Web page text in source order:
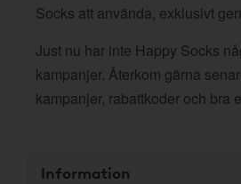
Socks att använda, exklusivt
Just nu har inte Happy Socks
kampanjer. Återkom gärna
kampanjer, rabattkoder och bra
Information